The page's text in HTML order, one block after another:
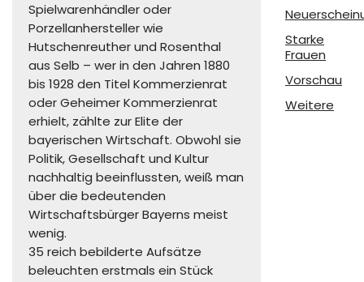
Spielwarenhändler oder
Porzellanhersteller wie
Hutschenreuther und Rosenthal
aus Selb – wer in den Jahren 1880
bis 1928 den Titel Kommerzienrat
oder Geheimer Kommerzienrat
erhielt, zählte zur Elite der
bayerischen Wirtschaft. Obwohl sie
Politik, Gesellschaft und Kultur
nachhaltig beeinflussten, weiß man
über die bedeutenden
Wirtschaftsbürger Bayerns meist
wenig.
35 reich bebilderte Aufsätze
beleuchten erstmals ein Stück
Starke
Frauen
Vorschau
Weitere